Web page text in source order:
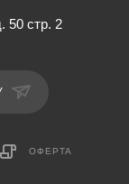
50 стр. 2
ОФЕРТА